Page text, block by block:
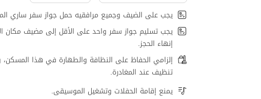
يجب على الضيف وجميع مرافقيه حمل جواز سفر ساري
يجب تسليم جواز سفر واحد على الأقل إلى مضيف مكان
إنهاء الحجز.
إلزامي الحفاظ على النظافة والطهارة في هذا
تنظيف عند المغادرة.
يمنع إقامة الحفلات وتشغيل الموسيقى.